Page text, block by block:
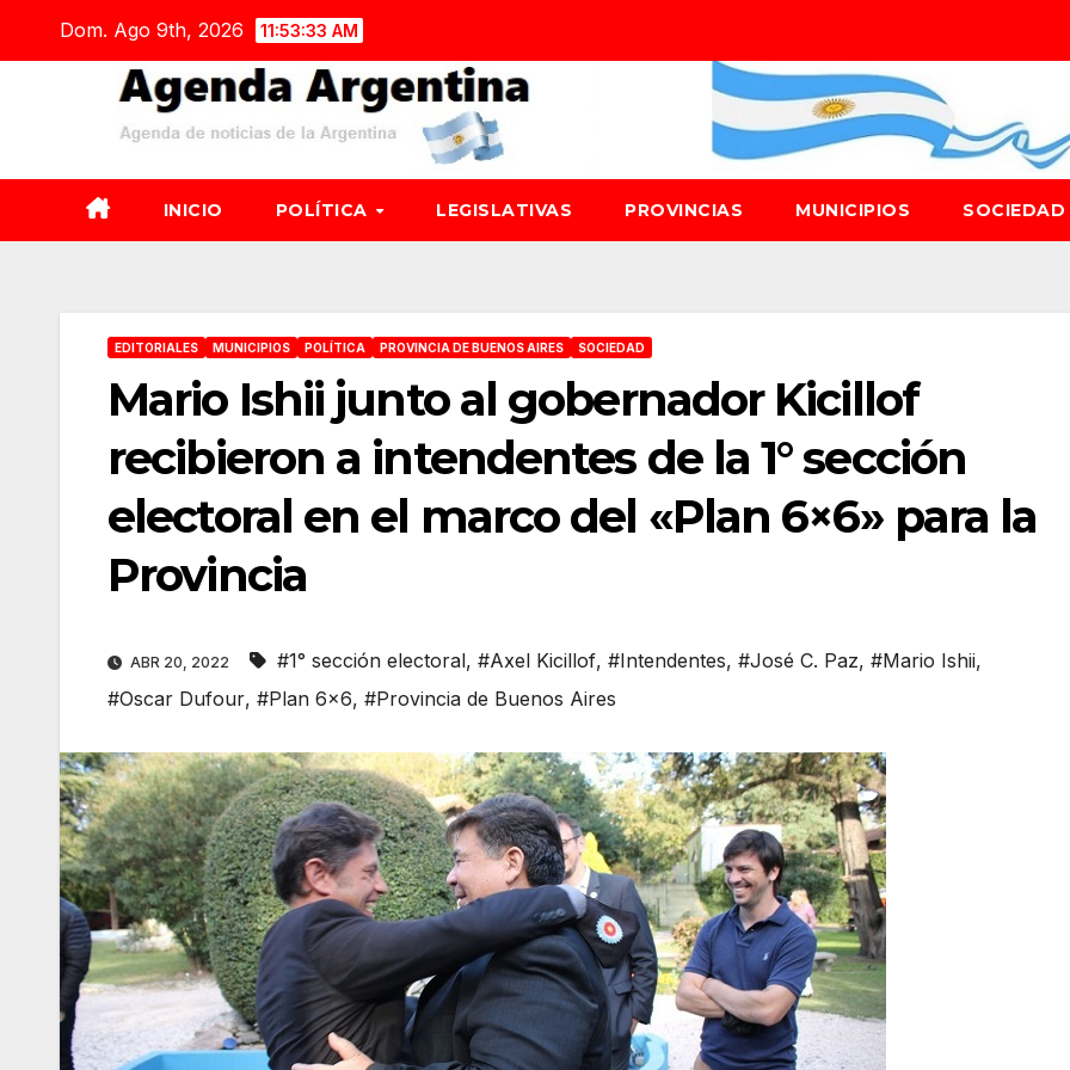
Dom. Ago 9th, 2026 11:53:35 AM
INICIO POLÍTICA LEGISLATIVAS PROVINCIAS MUNICIPIOS SOCIEDAD
EDITORIALES MUNICIPIOS POLÍTICA PROVINCIA DE BUENOS AIRES SOCIEDAD
Mario Ishii junto al gobernador Kicillof
recibieron a intendentes de la 1° sección
electoral en el marco del «Plan 6×6» para la
Provincia
ABR 20, 2022 #1° sección electoral, #Axel Kicillof, #Intendentes, #José C. Paz, #Mario Ishii,
#Oscar Dufour, #Plan 6x6, #Provincia de Buenos Aires